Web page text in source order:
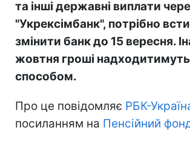
та інші державні виплати
"Укрексімбанк", потрібно
змінити банк до 15 вересня.
жовтня гроші
способом.
Про це повідомляє РБК-
посиланням на Пенсійний